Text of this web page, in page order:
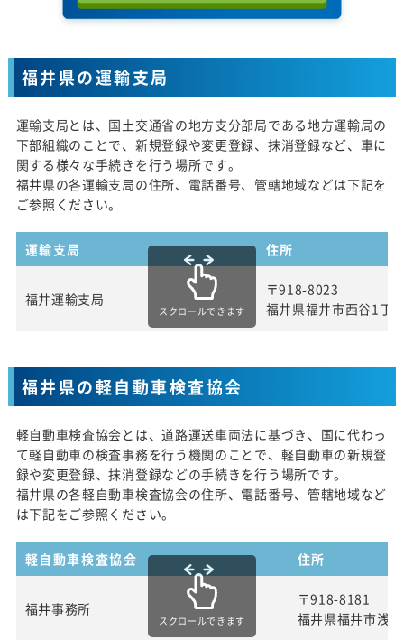
福井県の運輸支局
運輸支局とは、国土交通省の地方支分部局である地方運輸局の
下部組織のことで、新規登録や変更登録、抹消登録など、車に
関する様々な手続きを行う場所です。
福井県の各運輸支局の住所、電話番号、管轄地域などは下記を
ご参照ください。
運輸支局 住所
福井運輸支局
〒918-8023
福井県福井市西谷1丁
スクロールできます
福井県の軽自動車検査協会
軽自動車検査協会とは、道路運送車両法に基づき、国に代わっ
て軽自動車の検査事務を行う機関のことで、軽自動車の新規登
録や変更登録、抹消登録などの手続きを行う場所です。
福井県の各軽自動車検査協会の住所、電話番号、管轄地域など
は下記をご参照ください。
軽自動車検査協会 住所
福井事務所
〒918-8181
福井県福井市浅
スクロールできます